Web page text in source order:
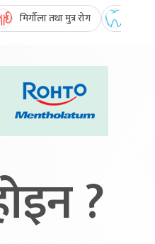
मिर्गौला तथा मुत्र रोग
?